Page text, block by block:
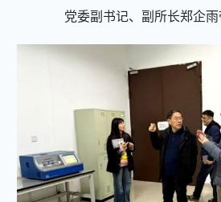
党委副书记、副所长郑企